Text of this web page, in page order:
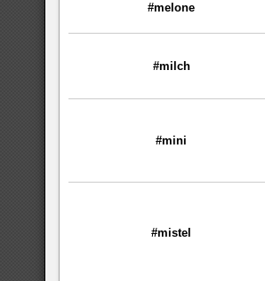
#melone
#milch
#mini
#mistel